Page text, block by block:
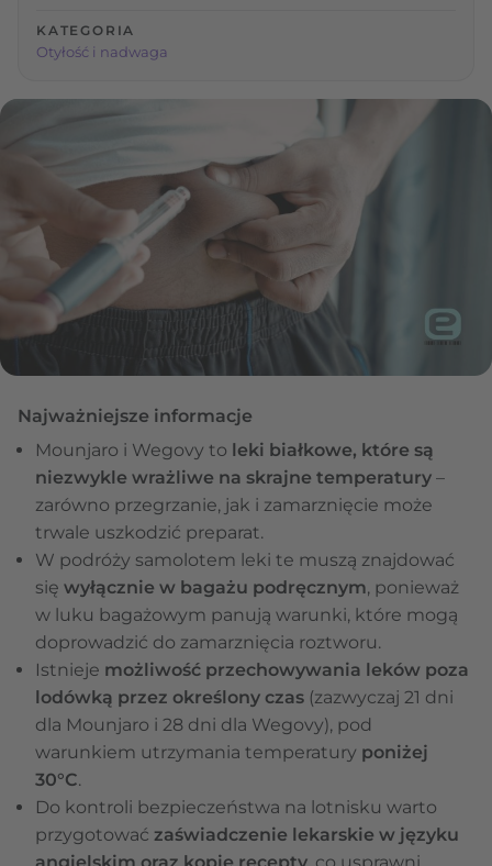
KATEGORIA
Otyłość i nadwaga
Najważniejsze informacje
Mounjaro i Wegovy to leki białkowe, które są
niezwykle wrażliwe na skrajne temperatury –
zarówno przegrzanie, jak i zamarznięcie może
trwale uszkodzić preparat.
W podróży samolotem leki te muszą znajdować
się wyłącznie w bagażu podręcznym, ponieważ
w luku bagażowym panują warunki, które mogą
doprowadzić do zamarznięcia roztworu.
Istnieje możliwość przechowywania leków poza
lodówką przez określony czas (zazwyczaj 21 dni
dla Mounjaro i 28 dni dla Wegovy), pod
warunkiem utrzymania temperatury poniżej
30°C.
Do kontroli bezpieczeństwa na lotnisku warto
przygotować zaświadczenie lekarskie w języku